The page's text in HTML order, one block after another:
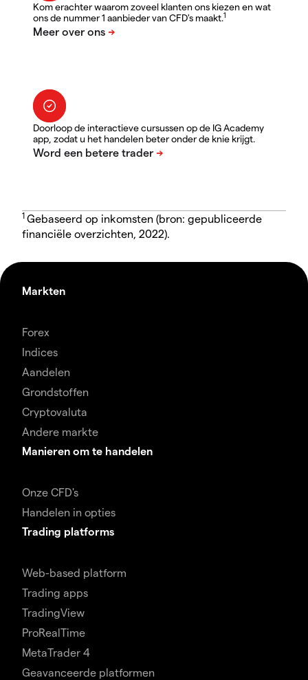
Kom erachter waarom zoveel klanten ons kiezen en wat
ons de nummer 1 aanbieder van CFD's maakt.1
Doorloop de interactieve cursussen op de IG Academy
app, zodat u het handelen beter onder de knie krijgt.
1 Gebaseerd op inkomsten (bron: gepubliceerde
financiële overzichten, 2022).
Markten
Forex
Indices
Aandelen
Grondstoffen
Cryptovaluta
Andere markte
Manieren om te handelen
Onze CFD's
Handelen in opties
Trading platforms
Web-based platform
Trading apps
TradingView
ProRealTime
MetaTrader 4
Geavanceerde platformen